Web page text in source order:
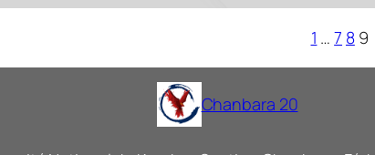
1 … 7 8 9
Chanbara 20